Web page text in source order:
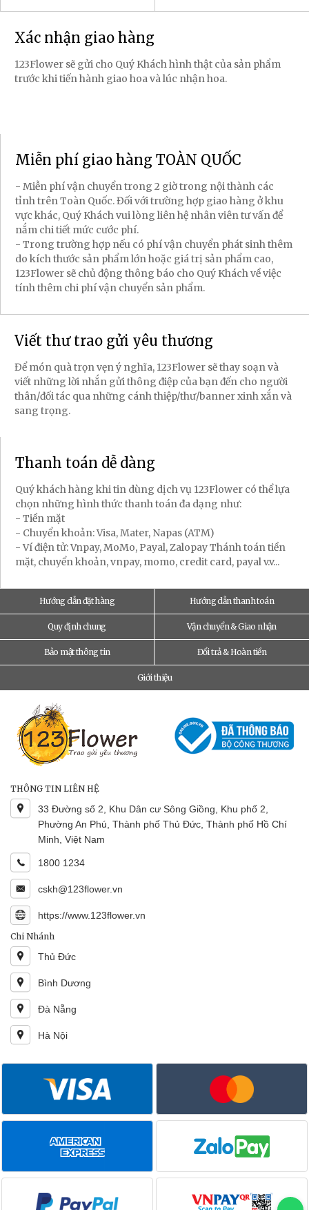
Xác nhận giao hàng
123Flower sẽ gửi cho Quý Khách hình thật của sản phẩm
trước khi tiến hành giao hoa và lúc nhận hoa.
Miễn phí giao hàng TOÀN QUỐC
- Miễn phí vận chuyển trong 2 giờ trong nội thành các
tỉnh trên Toàn Quốc. Đối với trường hợp giao hàng ở khu
vực khác, Quý Khách vui lòng liên hệ nhân viên tư vấn để
nắm chi tiết mức cước phí.
- Trong trường hợp nếu có phí vận chuyển phát sinh thêm
do kích thước sản phẩm lớn hoặc giá trị sản phẩm cao,
123Flower sẽ chủ động thông báo cho Quý Khách về việc
tính thêm chi phí vận chuyển sản phẩm.
Viết thư trao gửi yêu thương
Để món quà trọn vẹn ý nghĩa, 123Flower sẽ thay soạn và
viết những lời nhắn gửi thông điệp của bạn đến cho người
thân/đối tác qua những cánh thiệp/thư/banner xinh xắn và
sang trọng.
Thanh toán dễ dàng
Quý khách hàng khi tin dùng dịch vụ 123Flower có thể lựa
chọn những hình thức thanh toán đa dạng như:
- Tiền mặt
- Chuyển khoản: Visa, Mater, Napas (ATM)
- Ví điện tử: Vnpay, MoMo, Payal, Zalopay Thánh toán tiền
mặt, chuyển khoản, vnpay, momo, credit card, payal v.v...
Hướng dẫn đặt hàng Hướng dẫn thanh toán
Quy định chung Vận chuyển & Giao nhận
Bảo mật thông tin Đổi trả & Hoàn tiền
Giới thiệu
THÔNG TIN LIÊN HỆ
33 Đường số 2, Khu Dân cư Sông Giồng, Khu phố 2,
Phường An Phú, Thành phố Thủ Đức, Thành phố Hồ Chí
Minh, Việt Nam
1800 1234
cskh@123flower.vn
https://www.123flower.vn
Chi Nhánh
Thủ Đức
Bình Dương
Đà Nẵng
Hà Nội